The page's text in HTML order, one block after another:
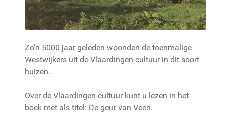
Zo’n 5000 jaar geleden woonden de toenmalige
Westwijkers uit de Vlaardingen-cultuur in dit soort
huizen.
Over de Vlaardingen-cultuur kunt u lezen in het
boek met als titel: De geur van Veen.